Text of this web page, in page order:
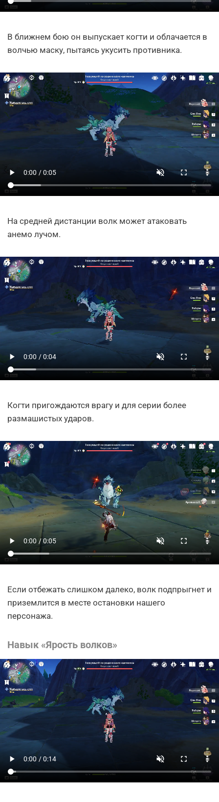
В ближнем бою он выпускает когти и облачается в
волчью маску, пытаясь укусить противника.
На средней дистанции волк может атаковать
анемо лучом.
Когти пригождаются врагу и для серии более
размашистых ударов.
Если отбежать слишком далеко, волк подпрыгнет и
приземлится в месте остановки нашего
персонажа.
Навык «Ярость волков»